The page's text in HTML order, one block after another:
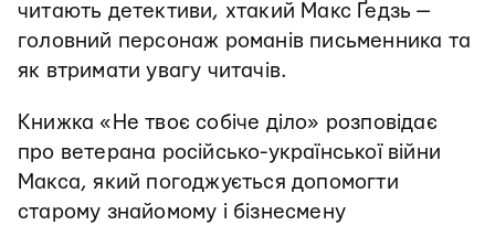
читають детективи, хтакий Макс Ґедзь —
головний персонаж романів письменника та
як втримати увагу читачів.
Книжка «Не твоє собіче діло» розповідає
про ветерана російсько-української війни
Макса, який погоджується допомогти
старому знайомому і бізнесмену